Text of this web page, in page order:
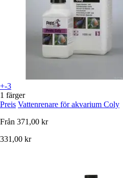
+-3
1 färger
Preis Vattenrenare för akvarium Coly
Från 371,00 kr
331,00 kr